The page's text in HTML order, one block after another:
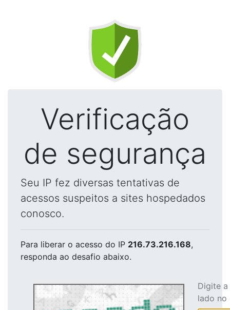
Verificação
de segurança
Seu IP fez diversas tentativas de
acessos suspeitos a sites hospedados
conosco.
Para liberar o acesso do IP 216.73.216.168,
responda ao desafio abaixo.
Digite
lado no